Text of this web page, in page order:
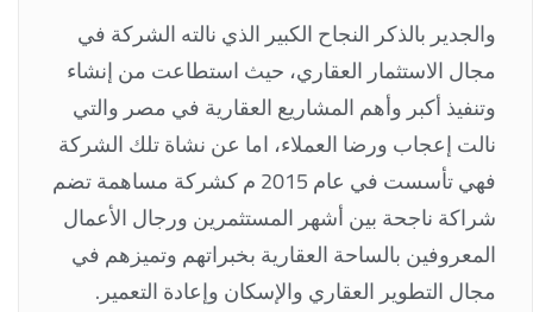
والجدير بالذكر النجاح الكبير الذي نالته الشركة في
مجال الاستثمار العقاري، حيث استطاعت من إنشاء
وتنفيذ أكبر وأهم المشاريع العقارية في مصر والتي
نالت إعجاب ورضا العملاء، اما عن نشاة تلك الشركة
فهي تأسست في عام 2015 م كشركة مساهمة تضم
شراكة ناجحة بين أشهر المستثمرين ورجال الأعمال
المعروفين بالساحة العقارية بخبراتهم وتميزهم في
مجال التطوير العقاري والإسكان وإعادة التعمير.